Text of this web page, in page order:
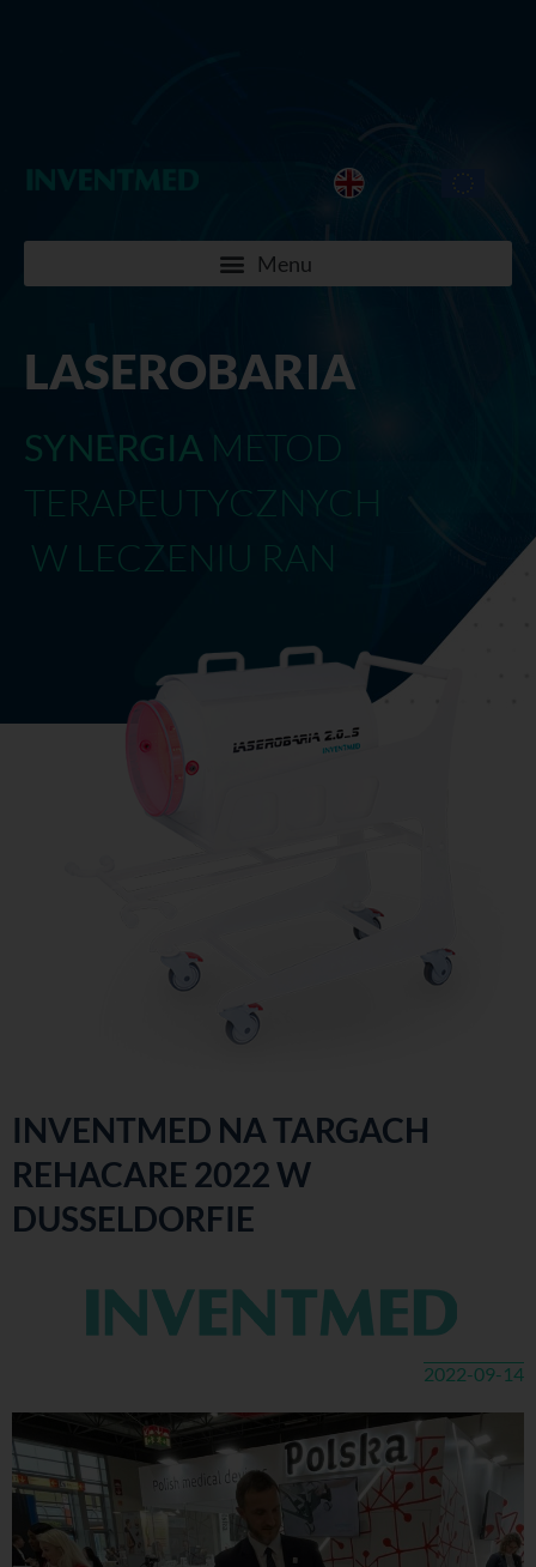
LASEROBARIA
SYNERGIA METOD
TERAPEUTYCZNYCH
W LECZENIU RAN
INVENTMED NA TARGACH
REHACARE 2022 W
DUSSELDORFIE
2022-09-14